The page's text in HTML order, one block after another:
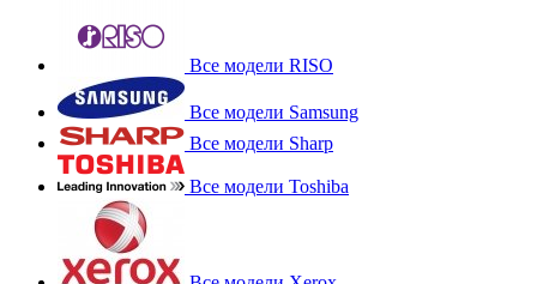
Все модели RISO
Все модели Samsung
Все модели Sharp
Все модели Toshiba